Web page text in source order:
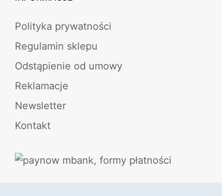
Polityka prywatności
Regulamin sklepu
Odstąpienie od umowy
Reklamacje
Newsletter
Kontakt